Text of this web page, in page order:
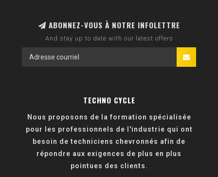
ABONNEZ-VOUS À NOTRE INFOLETTRE
And stay up to date with our latest offers
TECHNO CYCLE
Nous proposons de la formation spécialisée
pour les professionnels de l'industrie qui ont
besoin de techniciens chevronnés afin de
répondre aux exigences de plus en plus
pointues des clients.